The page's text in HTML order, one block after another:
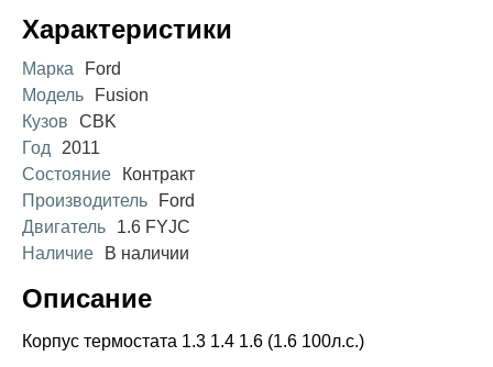
Характеристики
Марка
Ford
Модель
Fusion
Кузов
CBK
Год
2011
Состояние
Контракт
Производитель
Ford
Двигатель
1.6 FYJC
Наличие
В наличии
Описание
Корпус термостата 1.3 1.4 1.6 (1.6 100л.с.)